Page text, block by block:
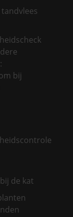
bij
de kat